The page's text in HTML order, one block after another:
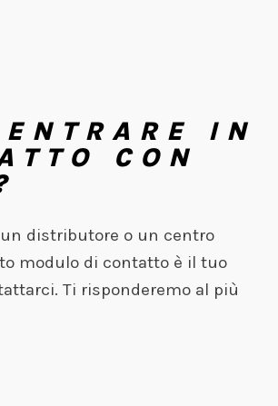
IN
CON
distributore o un centro
modulo di contatto è il tuo
Ti risponderemo al più